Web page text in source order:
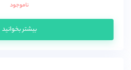
ناموجود
بیشتر بخوانید